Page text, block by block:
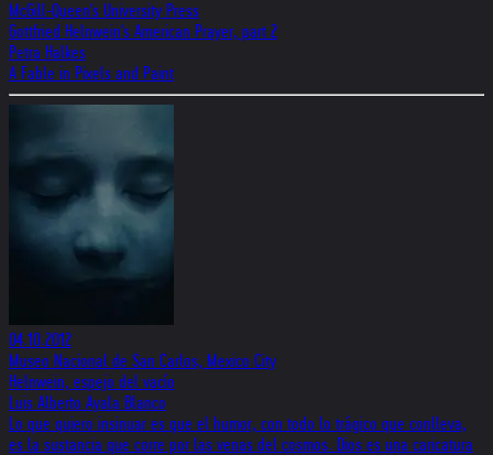
McGill-Queen's University Press
Gottfried Helnwein's American Prayer, part 2
Petra Halkes
A Fable in Pixels and Paint
04.10.2012
Museo Nacional de San Carlos, Mexico City
Helnwein, espejo del vacío
Luis Alberto Ayala Blanco
Lo que quiero insinuar es que el humor, con todo lo trágico que conlleva,
es la sustancia que corre por las venas del cosmos. Dios es una caricatura